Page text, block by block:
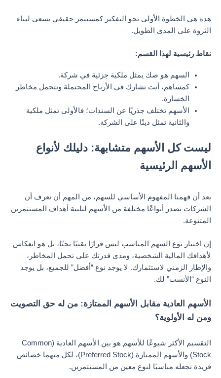
هذه هي الخطوة الأولى نحو التفكير كمستثمر حقيقي يسعى لبناء
الثروة على المدى الطويل.
نقاط رئيسية لهذا القسم:
السهم هو صك يمثل ملكية جزئية في شركة.
كمساهم، أنت تشارك في الأرباح المحتملة وتتحمل مخاطر
الخسارة.
الأسهم تختلف جذريًا عن السندات؛ فالأولى تمثل ملكية
والثانية تمثل دينًا على الشركة.
ليست كل الأسهم متشابهة: دليلك لأنواع
الأسهم الرئيسية
بعد أن فهمنا المفهوم الأساسي للسهم، من المهم أن نعرف أن
الشركات تصدر أنواعًا مختلفة من الأسهم لتلبية أهداف المستثمرين
المتنوعة.
إن اختيار نوع السهم المناسب ليس قرارًا تقنيًا بحتًا، بل هو انعكاس
لأهدافك المالية الشخصية، ومدى قدرتك على تحمل المخاطر،
والإطار الزمني لاستثمارك. لا يوجد نوع “أفضل” للجميع، بل يوجد
النوع “الأنسب” لك.
الأسهم العادية مقابل الأسهم الممتازة: من له حق التصويت
ومن له الأولوية؟
التقسيم الأكثر شيوعًا للأسهم هو بين الأسهم العادية (Common
Stock) والأسهم الممتازة (Preferred Stock)، لكل منهما خصائص
فريدة تجعله مناسبًا لنوع معين من المستثمرين.